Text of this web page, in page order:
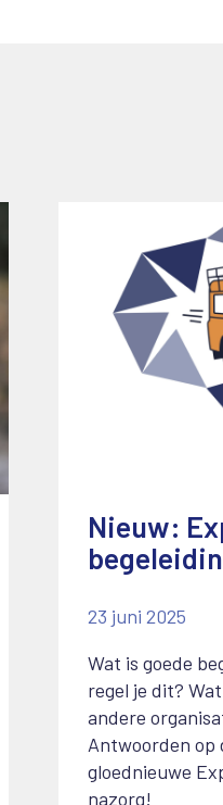
Nieuw:
23 juni 2025
Wat is goede
regel je dit?
andere
Antwoorden op
gloednieuwe
nazorg!